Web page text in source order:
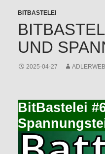
BITBASTELEI
UND
2025-04-27 ADLERWEB
BitBastelei